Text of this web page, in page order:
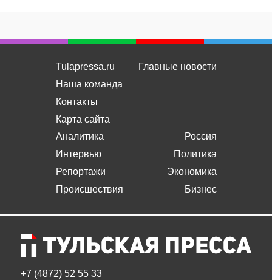
Tulapressa.ru
Наша команда
Контакты
Карта сайта
Главные новости
Аналитика
Интервью
Репортажи
Происшествия
Россия
Политика
Экономика
Бизнес
+7 (4872) 52 55 33